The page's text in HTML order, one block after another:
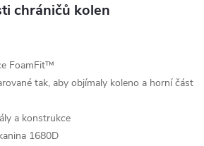
chráničů kolen
FoamFit™
tak, aby objímaly koleno a horní část
a konstrukce
1680D